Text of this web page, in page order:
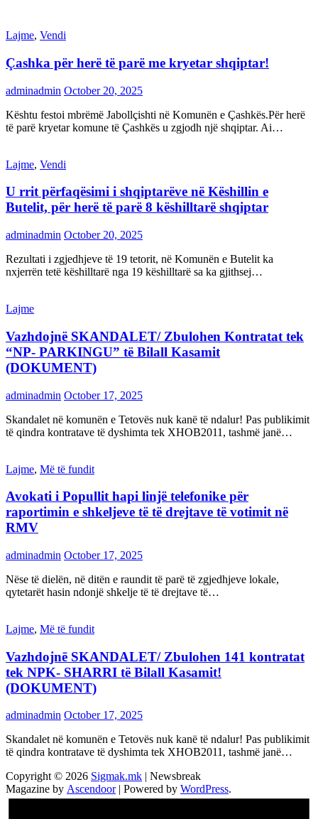
Lajme, Vendi
Çashka për herë të parë me kryetar shqiptar!
adminadmin October 20, 2025
Kështu festoi mbrëmë Jabollçishti në Komunën e Çashkës.Për herë
të parë kryetar komune të Çashkës u zgjodh një shqiptar. Ai…
Lajme, Vendi
U rrit përfaqësimi i shqiptarëve në Këshillin e
Butelit, për herë të parë 8 këshilltarë shqiptar
adminadmin October 20, 2025
Rezultati i zgjedhjeve të 19 tetorit, në Komunën e Butelit ka
nxjerrën tetë këshilltarë nga 19 këshilltarë sa ka gjithsej…
Lajme
Vazhdojnë SKANDALET/ Zbulohen Kontratat tek
“NP- PARKINGU” të Bilall Kasamit
(DOKUMENT)
adminadmin October 17, 2025
Skandalet në komunën e Tetovës nuk kanë të ndalur! Pas publikimit
të qindra kontratave të dyshimta tek XHOB2011, tashmë janë…
Lajme, Më të fundit
Avokati i Popullit hapi linjë telefonike për
raportimin e shkeljeve të të drejtave të votimit në
RMV
adminadmin October 17, 2025
Nëse të dielën, në ditën e raundit të parë të zgjedhjeve lokale,
qytetarët hasin ndonjë shkelje të të drejtave të…
Lajme, Më të fundit
Vazhdojnē SKANDALET/ Zbulohen 141 kontratat
tek NPK- SHARRI të Bilall Kasamit!
(DOKUMENT)
adminadmin October 17, 2025
Skandalet në komunën e Tetovës nuk kanë të ndalur! Pas publikimit
të qindra kontratave të dyshimta tek XHOB2011, tashmë janë…
Copyright © 2026 Sigmak.mk | Newsbreak
Magazine by Ascendoor| Powered by WordPress.